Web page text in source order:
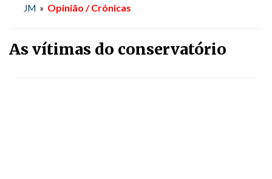
JM » Opinião / Crónicas
As vítimas do conservatório